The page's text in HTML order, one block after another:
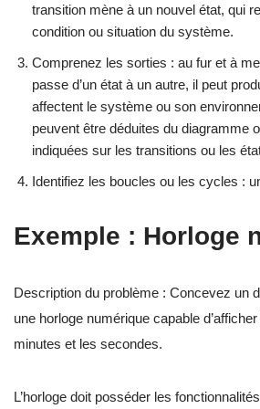
transition mène à un nouvel état, qui
condition ou situation du système.
Comprenez les sorties : au fur et à
passe d’un état à un autre, il peut
affectent le système ou son
peuvent être déduites du diagramme
indiquées sur les transitions ou les
Identifiez les boucles ou les cycles :
Exemple : Horloge
Description du problème : Concevez un
une horloge numérique capable
minutes et les secondes.
L’horloge doit posséder les